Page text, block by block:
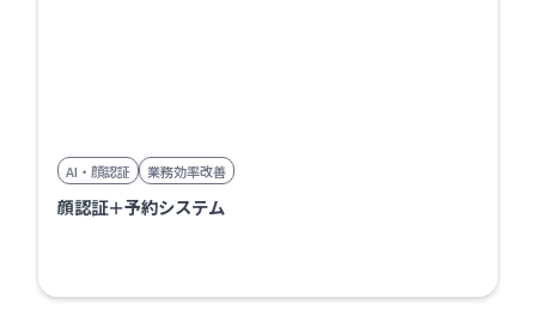
AI・顔認証 業務効率改善
顔認証＋予約システム